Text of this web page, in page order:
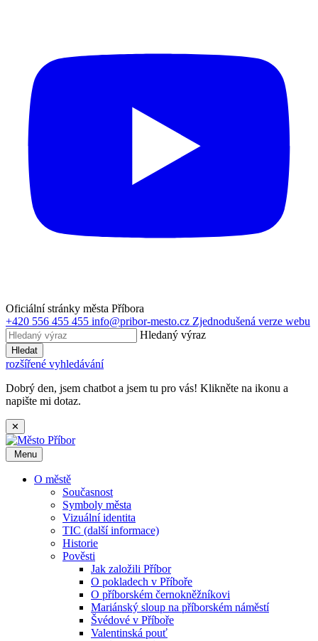
Oficiální stránky města Příbora
+420 556 455 455 info@pribor-mesto.cz Zjednodušená verze webu
Hledaný výraz
Hledat
rozšířené vyhledávání
Dobrý den, jsem chatbot a jsem tu pro vás! Klikněte na ikonu a
napište mi dotaz.
✕
Menu
O městě
Současnost
Symboly města
Vizuální identita
TIC (další informace)
Historie
Pověsti
Jak založili Příbor
O pokladech v Příboře
O příborském černokněžníkovi
Mariánský sloup na příborském náměstí
Švédové v Příboře
Valentinská pouť